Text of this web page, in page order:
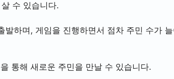
수 있습니다.
발하며, 게임을 진행하면서 점차 주민 수가
통해 새로운 주민을 만날 수 있습니다.